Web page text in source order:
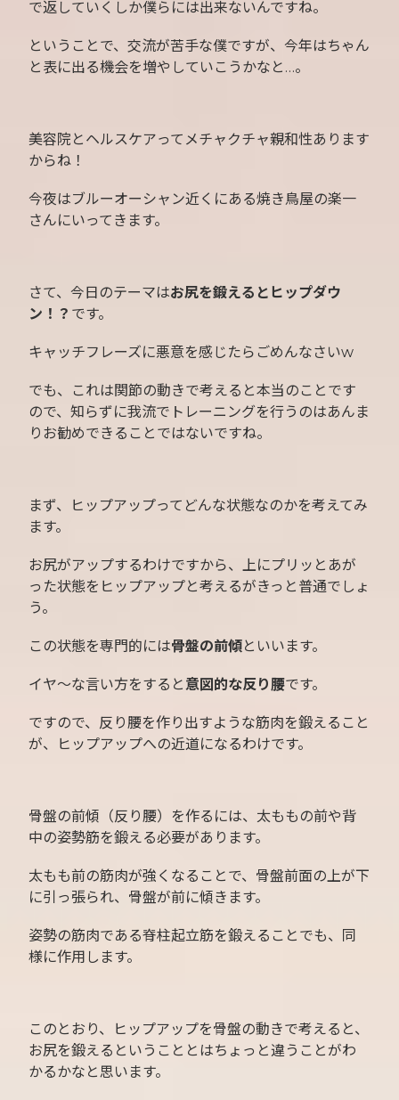
で返していくしか僕らには出来ないんですね。
ということで、交流が苦手な僕ですが、今年はちゃん
と表に出る機会を増やしていこうかなと…。
美容院とヘルスケアってメチャクチャ親和性あります
からね！
今夜はブルーオーシャン近くにある焼き鳥屋の楽一
さんにいってきます。
さて、今日のテーマはお尻を鍛えるとヒップダウ
ン！？ です。
キャッチフレーズに悪意を感じたらごめんなさいw
でも、これは関節の動きで考えると本当のことです
ので、知らずに我流でトレーニングを行うのはあんま
りお勧めできることではないですね。
まず、ヒップアップってどんな状態なのかを考えてみ
ます。
お尻がアップするわけですから、上にプリッとあが
った状態をヒップアップと考えるがきっと普通でしょ
う。
この状態を専門的には骨盤の前傾といいます。
イヤ〜な言い方をすると 意図的な反り腰です。
ですので、反り腰を作り出すような筋肉を鍛えること
が、ヒップアップへの近道になるわけです。
骨盤の前傾（反り腰）を作るには、太ももの前や背
中の姿勢筋を鍛える必要があります。
太もも前の筋肉が強くなることで、骨盤前面の上が下
に引っ張られ、骨盤が前に傾きます。
姿勢の筋肉である脊柱起立筋を鍛えることでも、同
様に作用します。
このとおり、ヒップアップを骨盤の動きで考えると、
お尻を鍛えるということとはちょっと違うことがわ
かるかなと思います。